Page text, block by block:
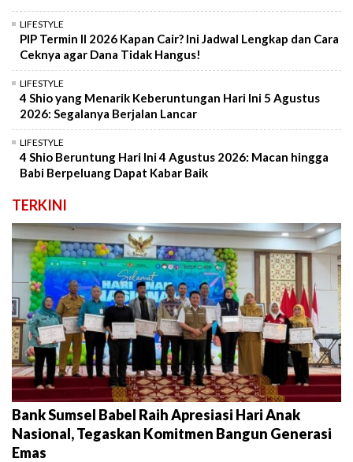
LIFESTYLE
PIP Termin II 2026 Kapan Cair? Ini Jadwal Lengkap dan Cara
Ceknya agar Dana Tidak Hangus!
LIFESTYLE
4 Shio yang Menarik Keberuntungan Hari Ini 5 Agustus
2026: Segalanya Berjalan Lancar
LIFESTYLE
4 Shio Beruntung Hari Ini 4 Agustus 2026: Macan hingga
Babi Berpeluang Dapat Kabar Baik
TERKINI
Bank Sumsel Babel Raih Apresiasi Hari Anak
Nasional, Tegaskan Komitmen Bangun Generasi
Emas